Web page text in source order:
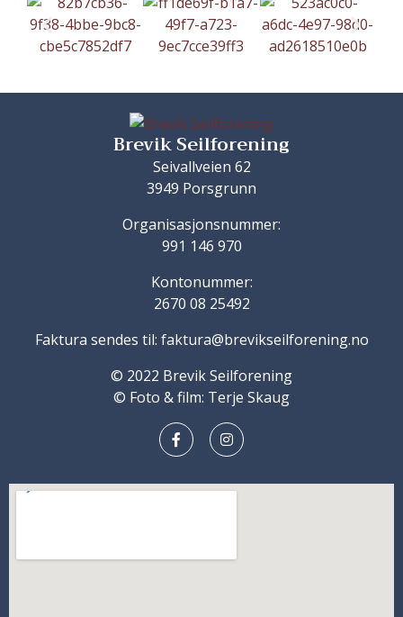
Brevik Seilforening
Seivallveien 62
3949 Porsgrunn
Organisasjonsnummer:
991 146 970
Kontonummer:
2670 08 25492
Faktura sendes til: faktura@brevikseilforening.no
© 2022 Brevik Seilforening
© Foto & film: Terje Skaug